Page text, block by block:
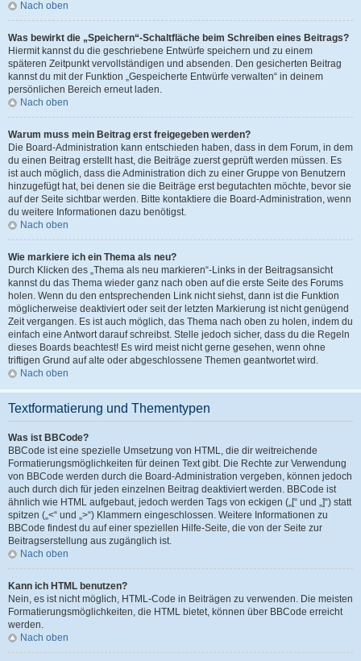
Nach oben
Was bewirkt die „Speichern“-Schaltfläche beim Schreiben eines Beitrags?
Hiermit kannst du die geschriebene Entwürfe speichern und zu einem
späteren Zeitpunkt vervollständigen und absenden. Den gesicherten Beitrag
kannst du mit der Funktion „Gespeicherte Entwürfe verwalten“ in deinem
persönlichen Bereich erneut laden.
Nach oben
Warum muss mein Beitrag erst freigegeben werden?
Die Board-Administration kann entschieden haben, dass in dem Forum, in dem
du einen Beitrag erstellt hast, die Beiträge zuerst geprüft werden müssen. Es
ist auch möglich, dass die Administration dich zu einer Gruppe von Benutzern
hinzugefügt hat, bei denen sie die Beiträge erst begutachten möchte, bevor sie
auf der Seite sichtbar werden. Bitte kontaktiere die Board-Administration, wenn
du weitere Informationen dazu benötigst.
Nach oben
Wie markiere ich ein Thema als neu?
Durch Klicken des „Thema als neu markieren“-Links in der Beitragsansicht
kannst du das Thema wieder ganz nach oben auf die erste Seite des Forums
holen. Wenn du den entsprechenden Link nicht siehst, dann ist die Funktion
möglicherweise deaktiviert oder seit der letzten Markierung ist nicht genügend
Zeit vergangen. Es ist auch möglich, das Thema nach oben zu holen, indem du
einfach eine Antwort darauf schreibst. Stelle jedoch sicher, dass du die Regeln
dieses Boards beachtest! Es wird meist nicht gerne gesehen, wenn ohne
triftigen Grund auf alte oder abgeschlossene Themen geantwortet wird.
Nach oben
Textformatierung und Thementypen
Was ist BBCode?
BBCode ist eine spezielle Umsetzung von HTML, die dir weitreichende
Formatierungsmöglichkeiten für deinen Text gibt. Die Rechte zur Verwendung
von BBCode werden durch die Board-Administration vergeben, können jedoch
auch durch dich für jeden einzelnen Beitrag deaktiviert werden. BBCode ist
ähnlich wie HTML aufgebaut, jedoch werden Tags von eckigen („[“ und „]“) statt
spitzen („<“ und „>“) Klammern eingeschlossen. Weitere Informationen zu
BBCode findest du auf einer speziellen Hilfe-Seite, die von der Seite zur
Beitragserstellung aus zugänglich ist.
Nach oben
Kann ich HTML benutzen?
Nein, es ist nicht möglich, HTML-Code in Beiträgen zu verwenden. Die meisten
Formatierungsmöglichkeiten, die HTML bietet, können über BBCode erreicht
werden.
Nach oben